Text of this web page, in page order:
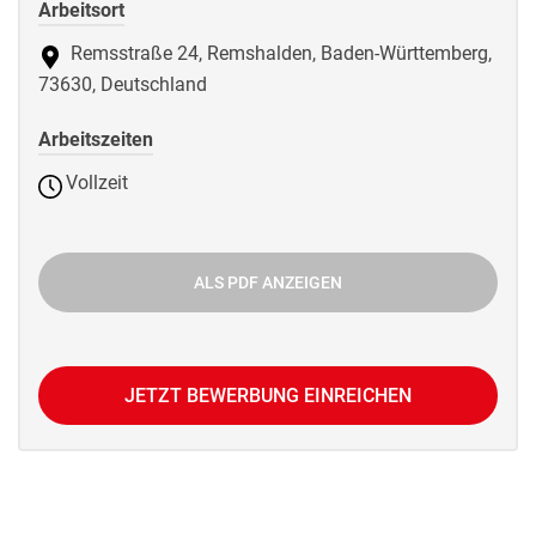
Arbeitsort
Remsstraße 24, Remshalden, Baden-Württemberg,
73630, Deutschland
Arbeitszeiten
Vollzeit
ALS PDF ANZEIGEN
JETZT BEWERBUNG EINREICHEN